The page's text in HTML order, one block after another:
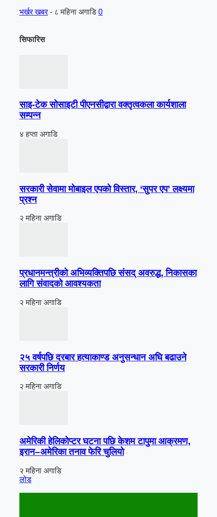
भर्खर खबर - ८ महिना अगाडि 0
सिफारिस
साइ-टेक सोसाइटी पीएनसीद्वारा वक्तृत्वकला कार्यशाला
सम्पन्न
४ हप्ता अगाडि
सरकारी सेवामा मोबाइल एपको विस्तार, ‘सुपर एप’ लक्ष्यमा
प्रश्न
२ महिना अगाडि
प्रधानमन्त्रीको अभिव्यक्तिपछि संसद् अवरुद्ध, निकासका
लागि संवादको आवश्यकता
२ महिना अगाडि
२५ वर्षपछि दरबार हत्याकाण्ड अनुसन्धान अघि बढाउने
सरकारी निर्णय
२ महिना अगाडि
अमेरिकी हेलिकोप्टर घटना पछि केशम टापुमा आक्रमण,
इरान–अमेरिका तनाव फेरि चुलियो
२ महिना अगाडि
लोड